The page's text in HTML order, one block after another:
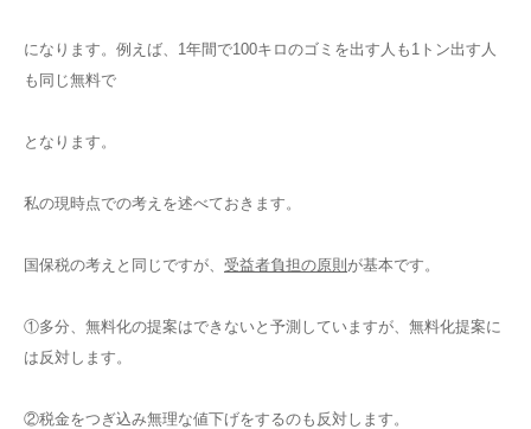
になります。例えば、1年間で100キロのゴミを出す人も1トン出す人
も同じ無料で
となります。
私の現時点での考えを述べておきます。
国保税の考えと同じですが、 受益者負担の原則 が基本です。
①多分、無料化の提案はできないと予測していますが、無料化提案に
は反対します。
②税金をつぎ込み無理な値下げをするのも反対します。